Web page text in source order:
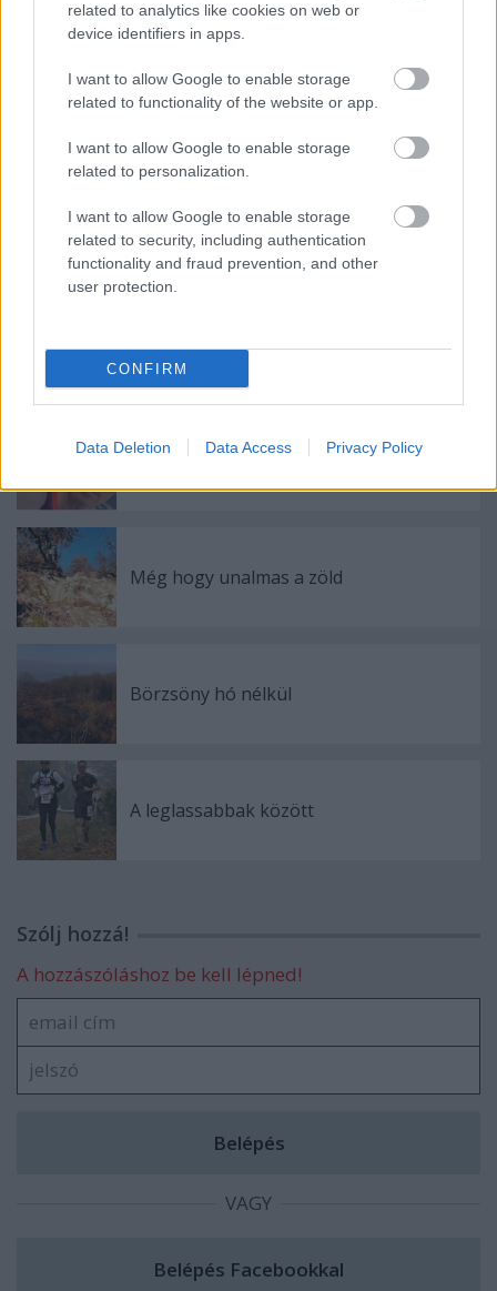
related to analytics like cookies on web or
device identifiers in apps.
I want to allow Google to enable storage
related to functionality of the website or app.
I want to allow Google to enable storage
related to personalization.
I want to allow Google to enable storage
related to security, including authentication
functionality and fraud prevention, and other
user protection.
CONFIRM
Data Deletion Data Access Privacy Policy
ps (2014): gyorsan abbahagytam, csak egy nehezen múló izomgörcsöt
Címkék:sport futás görcs csuklósúly rossz tartás
Ajánlott bejegyzések:
Minden távnak jár a "tisztelet"
Együtt mégis külön
Még hogy unalmas a zöld
Börzsöny hó nélkül
A leglassabbak között
Szólj hozzá!
A hozzászóláshoz be kell lépned!
VAGY